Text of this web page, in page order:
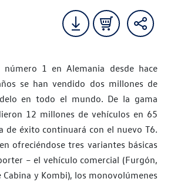
1 en Alemania desde hace
se han vendido dos millones de
en todo el mundo. De la gama
12 millones de vehículos en 65
de éxito continuará con el nuevo T6.
ofreciéndose tres variantes básicas
– el vehículo comercial (Furgón,
y Kombi), los monovolúmenes